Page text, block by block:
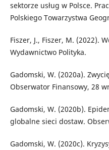
sektorze usług w Polsce.
Polskiego Towarzystwa
Fiszer, J., Fiszer, M. (2022).
Wydawnictwo Polityka.
Gadomski, W. (2020a).
Obserwator Finansowy, 28
Gadomski, W. (2020b).
globalne sieci dostaw.
Gadomski, W. (2020c).